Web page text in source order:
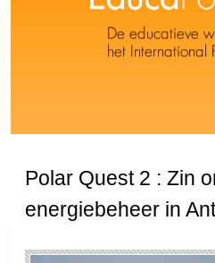
Polar Quest 2 : Zin
energiebeheer in